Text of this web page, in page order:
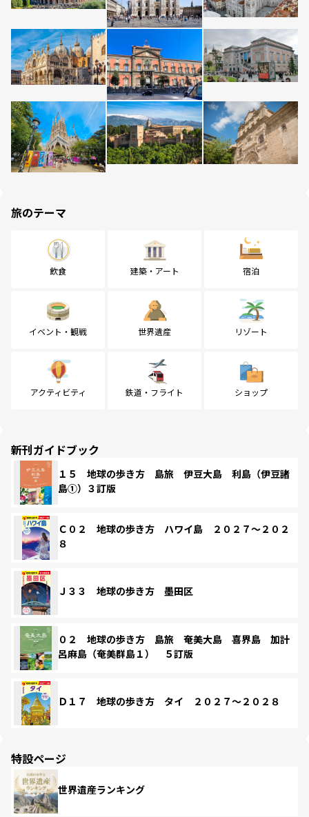
旅のテーマ
飲食 建築・アート 宿泊
イベント・観戦 世界遺産 リゾート
アクティビティ 鉄道・フライト ショップ
新刊ガイドブック
１５ 地球の歩き方 島旅 伊豆大島 利島（伊豆諸
島①）３訂版
Ｃ０２ 地球の歩き方 ハワイ島 ２０２７～２０２
８
Ｊ３３ 地球の歩き方 墨田区
０２ 地球の歩き方 島旅 奄美大島 喜界島 加計
呂麻島（奄美群島１） ５訂版
Ｄ１７ 地球の歩き方 タイ ２０２７～２０２８
特設ページ
世界遺産ランキング